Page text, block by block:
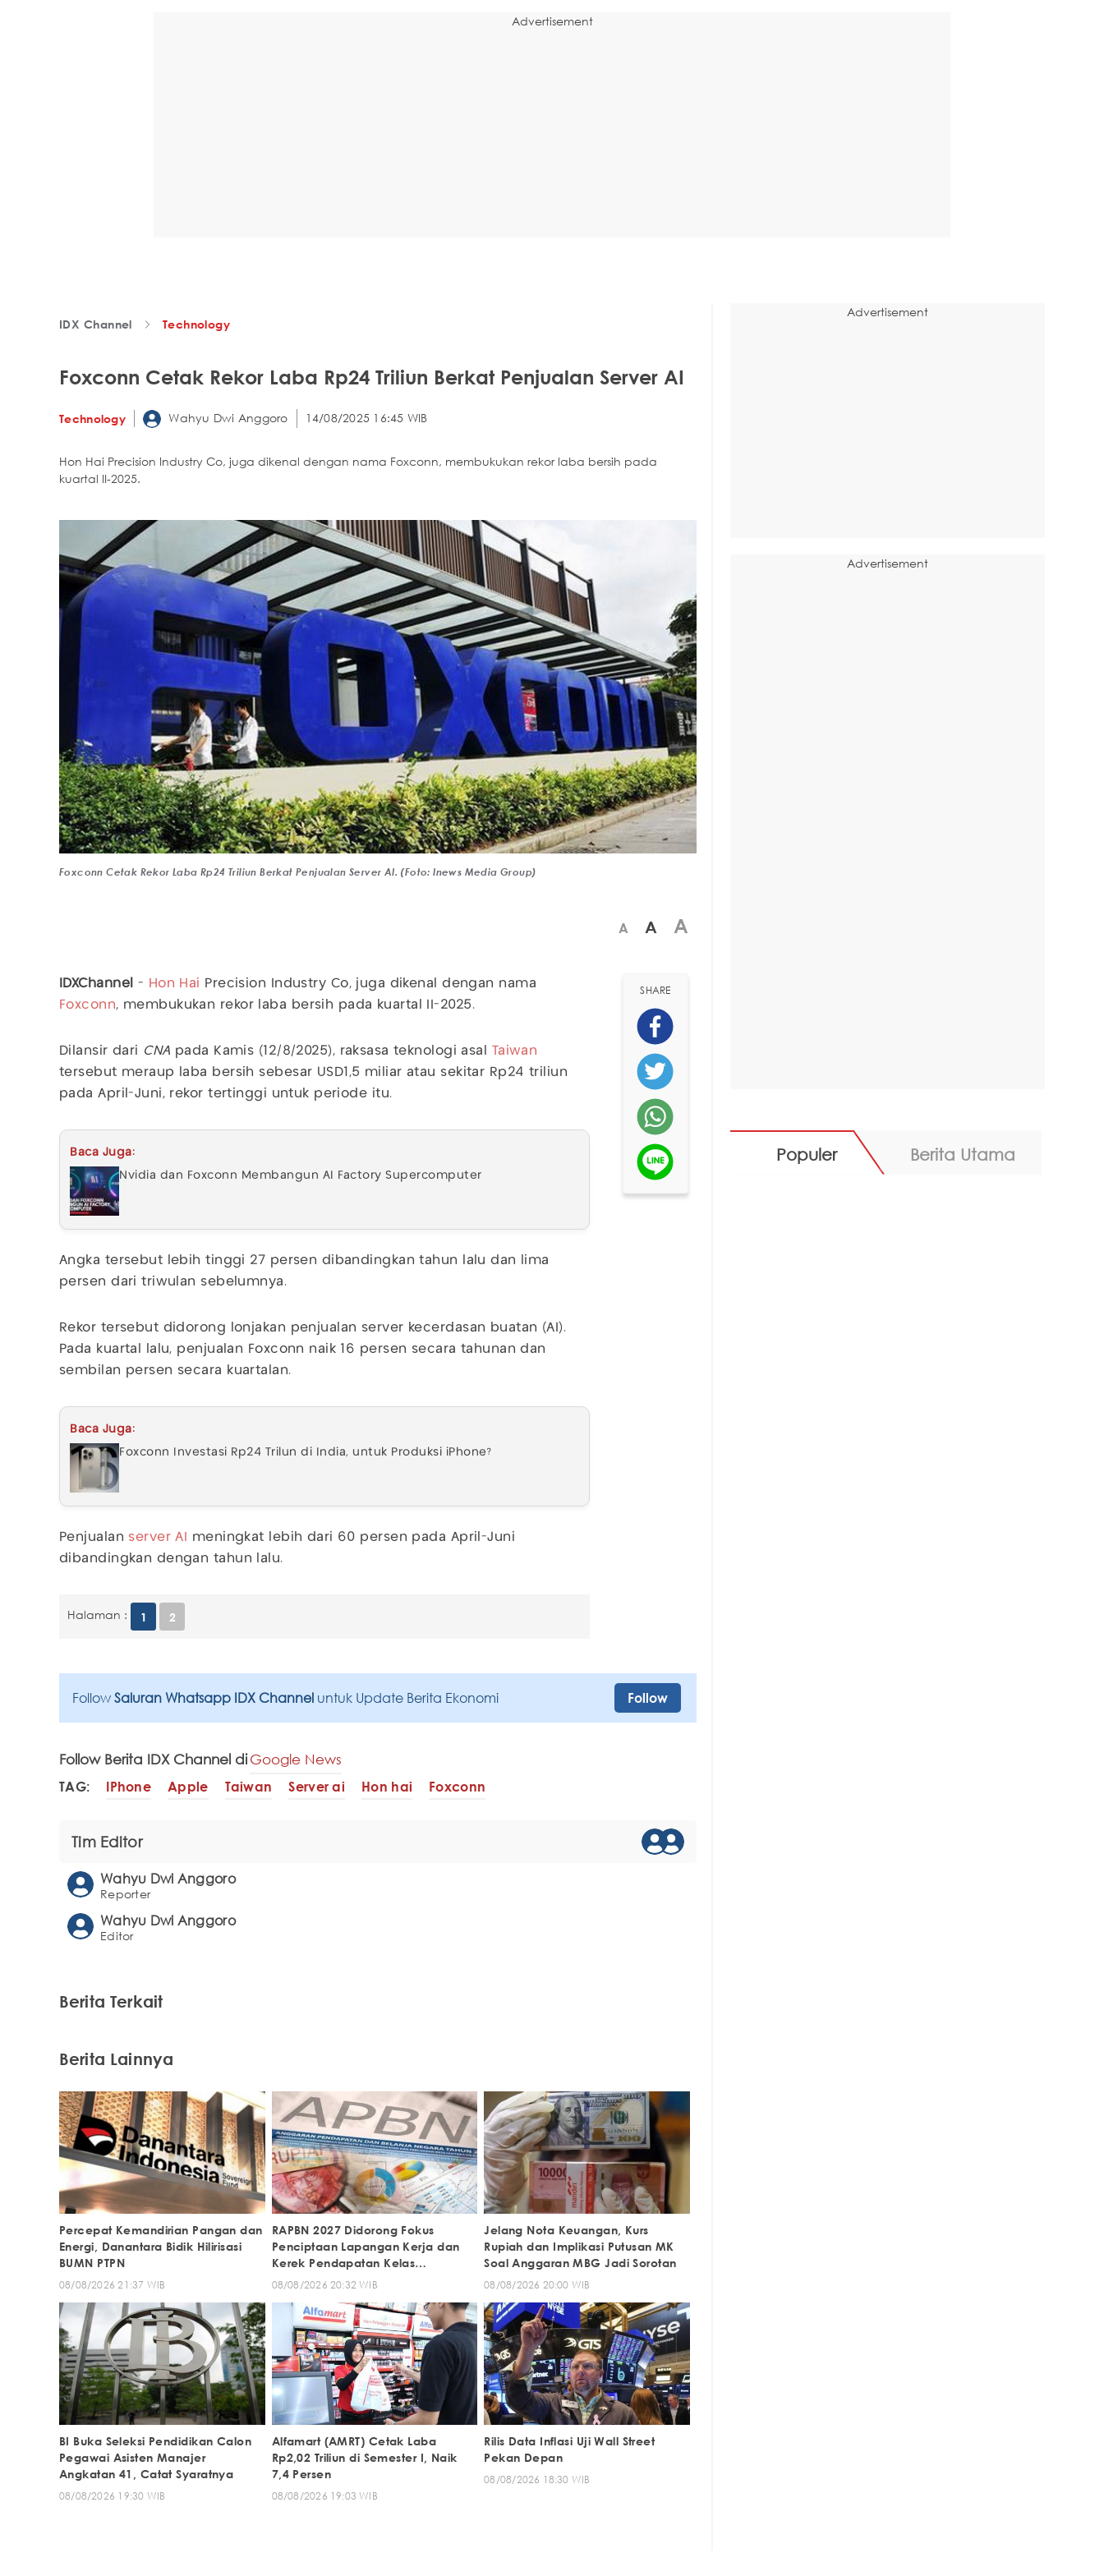
Advertisement
IDX Channel Technology
Foxconn Cetak Rekor Laba Rp24 Triliun Berkat Penjualan Server AI
Technology Wahyu Dwi Anggoro 14/08/2025 16:45 WIB
Hon Hai Precision Industry Co, juga dikenal dengan nama Foxconn, membukukan rekor laba bersih pada
kuartal II-2025.
Foxconn Cetak Rekor Laba Rp24 Triliun Berkat Penjualan Server AI. (Foto: Inews Media Group)
A A A
IDXChannel - Hon Hai Precision Industry Co, juga dikenal dengan nama
Foxconn, membukukan rekor laba bersih pada kuartal II-2025.
Dilansir dari CNA pada Kamis (12/8/2025), raksasa teknologi asal
Taiwan
tersebut meraup laba bersih sebesar USD1,5 miliar atau sekitar Rp24 triliun
pada April-Juni, rekor tertinggi untuk periode itu.
Baca Juga:
Nvidia dan Foxconn Membangun AI Factory Supercomputer
Angka tersebut lebih tinggi 27 persen dibandingkan tahun lalu dan lima
persen dari triwulan sebelumnya.
Rekor tersebut didorong lonjakan penjualan server kecerdasan buatan (AI).
Pada kuartal lalu, penjualan Foxconn naik 16 persen secara tahunan dan
sembilan persen secara kuartalan.
Baca Juga:
Foxconn Investasi Rp24 Trilun di India, untuk Produksi iPhone?
Penjualan server AI
meningkat lebih dari 60 persen pada April-Juni
dibandingkan dengan tahun lalu.
Halaman : 1 2
SHARE
Follow Saluran Whatsapp IDX Channel untuk Update Berita Ekonomi Follow
Follow Berita IDX Channel diGoogle News
TAG: IPhone Apple Taiwan Server ai Hon hai Foxconn
Tim Editor
Wahyu Dwi Anggoro
Reporter
Wahyu Dwi Anggoro
Editor
Berita Terkait
Berita Lainnya
Percepat Kemandirian Pangan dan
Energi, Danantara Bidik Hilirisasi
BUMN PTPN
08/08/2026 21:37 WIB
RAPBN 2027 Didorong Fokus
Penciptaan Lapangan Kerja dan
Kerek Pendapatan Kelas
Menengah
08/08/2026 20:32 WIB
Jelang Nota Keuangan, Kurs
Rupiah dan Implikasi Putusan MK
Soal Anggaran MBG Jadi Sorotan
08/08/2026 20:00 WIB
BI Buka Seleksi Pendidikan Calon
Pegawai Asisten Manajer
Angkatan 41, Catat Syaratnya
08/08/2026 19:30 WIB
Alfamart (AMRT) Cetak Laba
Rp2,02 Triliun di Semester I, Naik
7,4 Persen
08/08/2026 19:03 WIB
Rilis Data Inflasi Uji Wall Street
Pekan Depan
08/08/2026 18:30 WIB
Advertisement
Advertisement
Populer Berita Utama